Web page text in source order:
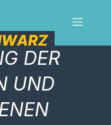
DER
UND